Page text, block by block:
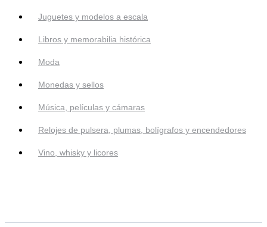
Juguetes y modelos a escala
Libros y memorabilia histórica
Moda
Monedas y sellos
Música, películas y cámaras
Relojes de pulsera, plumas, bolígrafos y encendedores
Vino, whisky y licores